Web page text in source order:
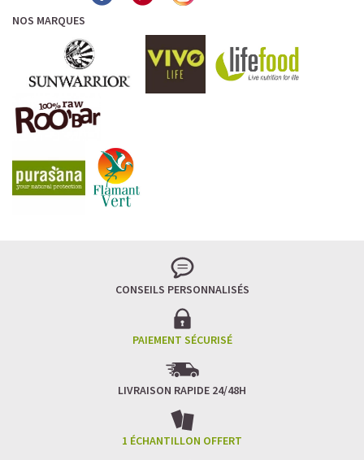
LA FRAÎCHEUR VERTE QUI APAISE L’ESPRIT
Le matcha, ce thé japonais se marie à la douceur du lait
tout en stimulant la concentration.
Un goût légèrement herbacé, addictif et plein de
Idéal pour : recharger ses batteries sans caféine,
hydrater, et retrouver focus et sérénité.
Matcha Latte Glacé Protéiné
SAWONDO RÉINVENTE LE PLAISIR DES CAFÉS GLACÉS
✅ Sans sucre raffiné
NOS MARQUES
CONSEILS PERSONNALISÉS
PAIEMENT SÉCURISÉ
LIVRAISON RAPIDE 24/48H
1 ÉCHANTILLON OFFERT